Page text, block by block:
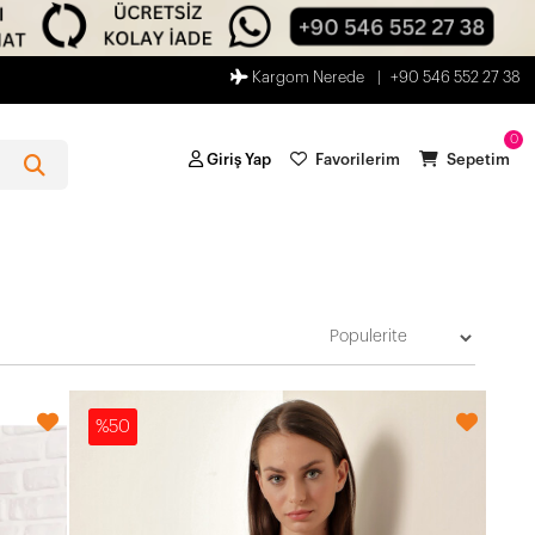
Kargom Nerede +90 546 552 27 38
Giriş Yap Favorilerim
0
Sepetim
%50